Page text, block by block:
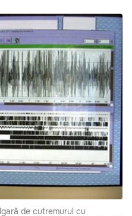
de cutremurul cu